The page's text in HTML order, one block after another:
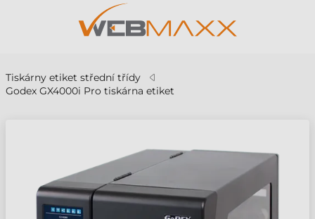
Tiskárny etiket střední třídy
Godex GX4000i Pro tiskárna etiket